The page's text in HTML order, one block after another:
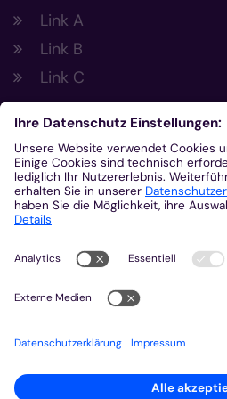
Link A
Link B
Link C
Footer Links 2
Link A
Link B
Link C
Kontakt
Gemeinsam.Vernetzt.Digital
Domplatz
55116 Mainz